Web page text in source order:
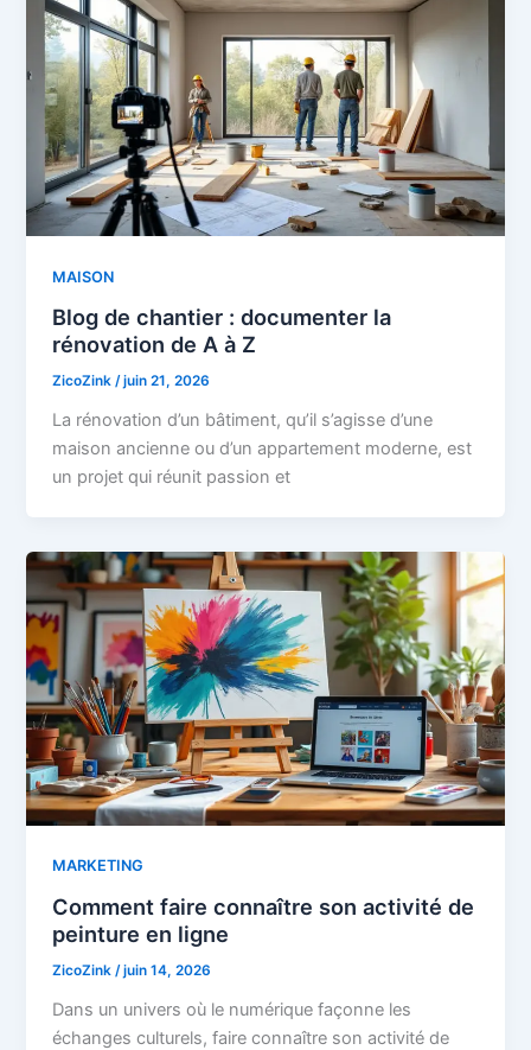
MAISON
Blog de chantier : documenter la
rénovation de A à Z
ZicoZink/juin 21, 2026
La rénovation d’un bâtiment, qu’il s’agisse d’une
maison ancienne ou d’un appartement moderne, est
un projet qui réunit passion et
MARKETING
Comment faire connaître son activité de
peinture en ligne
ZicoZink/juin 14, 2026
Dans un univers où le numérique façonne les
échanges culturels, faire connaître son activité de